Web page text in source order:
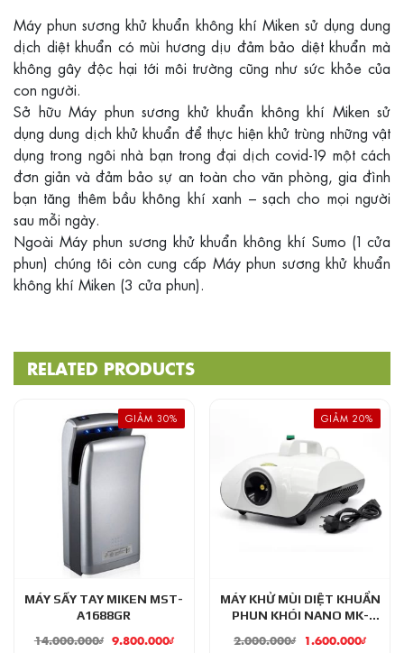
Máy phun sương khử khuẩn không khí Miken sử dụng dung
dịch diệt khuẩn có mùi hương dịu đảm bảo diệt khuẩn mà
không gây độc hại tới môi trường cũng như sức khỏe của
con người.
Sở hữu Máy phun sương khử khuẩn không khí Miken sử
dụng dung dịch khử khuẩn để thực hiện khử trùng những vật
dụng trong ngôi nhà bạn trong đại dịch covid-19 một cách
đơn giản và đảm bảo sự an toàn cho văn phòng, gia đình
bạn tăng thêm bầu không khí xanh – sạch cho mọi người
sau mỗi ngày.
Ngoài Máy phun sương khử khuẩn không khí Sumo (1 cửa
phun) chúng tôi còn cung cấp Máy phun sương khử khuẩn
không khí Miken (3 cửa phun).
RELATED PRODUCTS
GIẢM 30%
MÁY SẤY TAY MIKEN MST-
A1688GR
14.000.000₫ 9.800.000₫
GIẢM 20%
MÁY KHỬ MÙI DIỆT KHUẨN
PHUN KHÓI NANO MK-
2.000.000₫ 1.600.000₫